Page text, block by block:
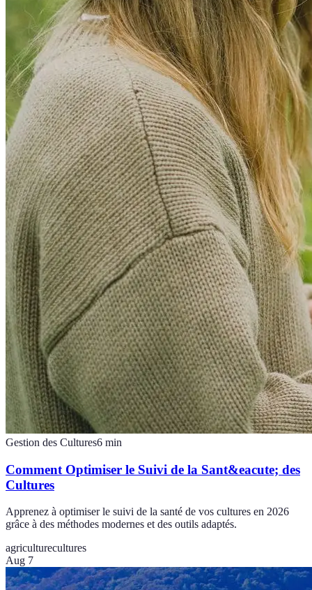
Gestion des Cultures6 min
Comment Optimiser le Suivi de la Sant&eacute; des
Cultures
Apprenez à optimiser le suivi de la santé de vos cultures en 2026
grâce à des méthodes modernes et des outils adaptés.
agriculturecultures
Aug 7